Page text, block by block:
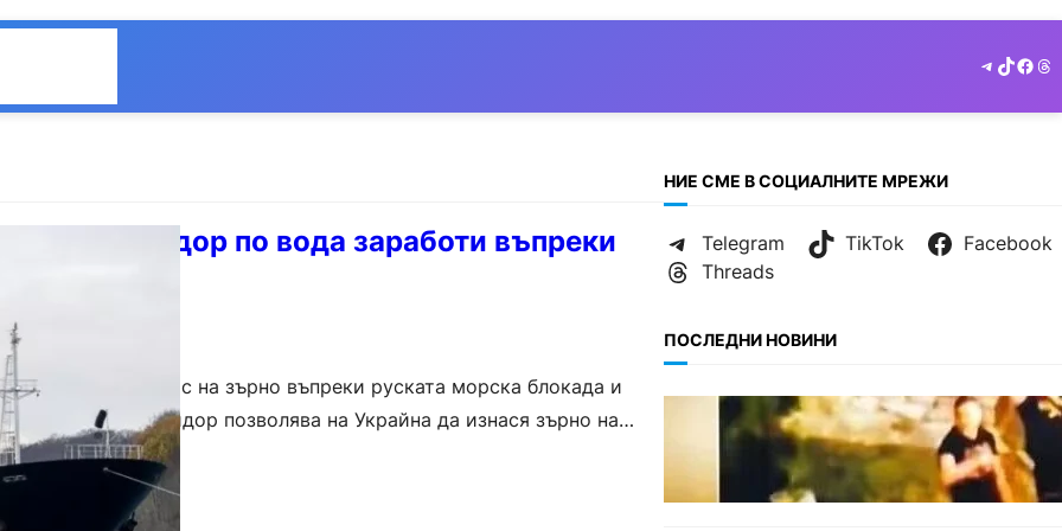
Telegram
TikTok
коридор по вода заработи въпреки
коридор за износ на зърно въпреки руската морска блокада и
Този нов коридор позволява на Украйна да изнася зърно на
турските…
НИЕ СМЕ В СОЦИАЛНИТЕ МРЕЖИ
Telegram TikTok
Facebook
Threads
ПОСЛЕДНИ НОВИНИ
МНЕНИЯ
Скандалът в Банско: Имало ли
е провокация от италианските
младежи преди нацистките
нападки?